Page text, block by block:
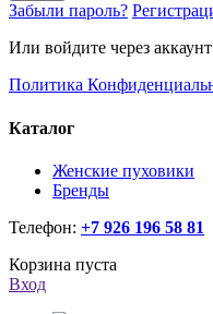
Забыли пароль?
Или войдите через
Политика
Каталог
Женские пуховики
Бренды
Телефон: +7 926 196 58 81
Корзина пуста
Вход